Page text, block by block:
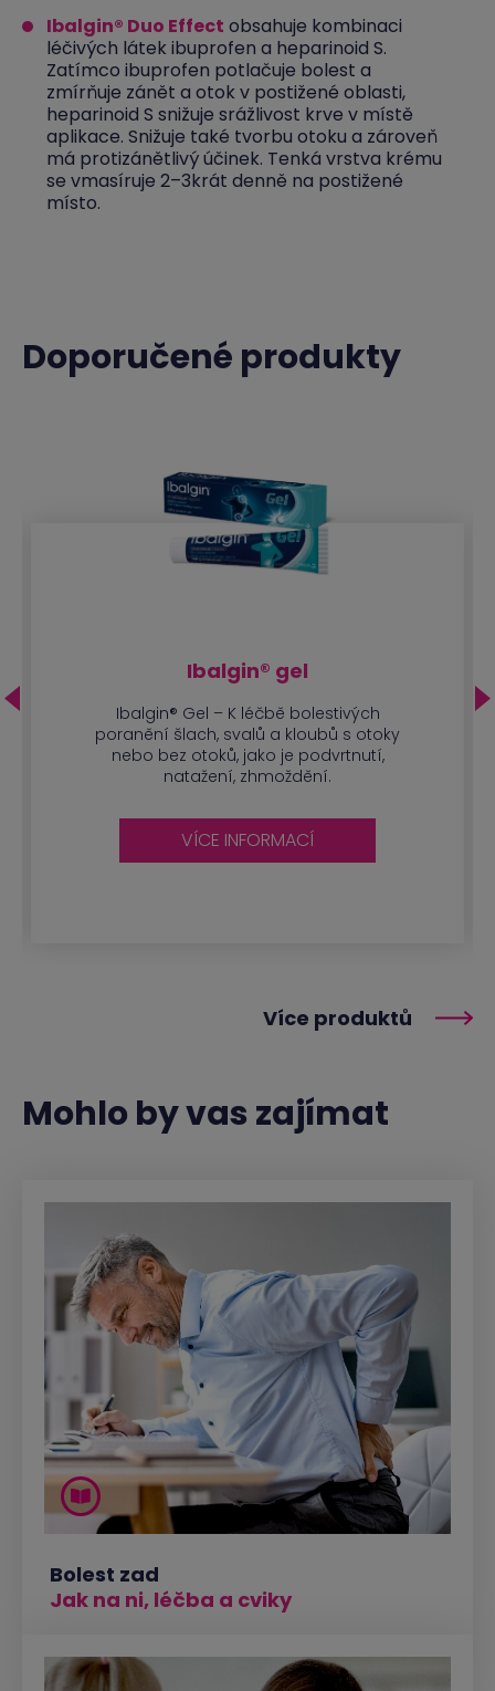
Ibalgin® Duo Effect obsahuje kombinaci
léčivých látek ibuprofen a heparinoid S.
Zatímco ibuprofen potlačuje bolest a
zmírňuje zánět a otok v postižené oblasti,
heparinoid S snižuje srážlivost krve v místě
aplikace. Snižuje také tvorbu otoku a zároveň
má protizánětlivý účinek. Tenká vrstva krému
se vmasíruje 2–3krát denně na postižené
místo.
Doporučené produkty
Ibalgin® gel
Ibalgin® Gel – K léčbě bolestivých
poranění šlach, svalů a kloubů s otoky
nebo bez otoků, jako je podvrtnutí,
natažení, zhmoždění.
VÍCE INFORMACÍ
Více produktů
Mohlo by vas zajímat
Bolest zad
Jak na ni, léčba a cviky